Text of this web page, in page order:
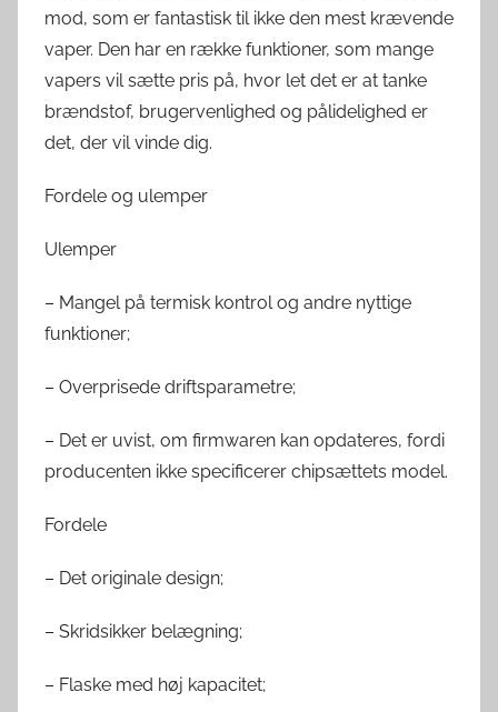
mod, som er fantastisk til ikke den mest krævende
vaper. Den har en række funktioner, som mange
vapers vil sætte pris på, hvor let det er at tanke
brændstof, brugervenlighed og pålidelighed er
det, der vil vinde dig.
Fordele og ulemper
Ulemper
– Mangel på termisk kontrol og andre nyttige
funktioner;
– Overprisede driftsparametre;
– Det er uvist, om firmwaren kan opdateres, fordi
producenten ikke specificerer chipsættets model.
Fordele
– Det originale design;
– Skridsikker belægning;
– Flaske med høj kapacitet;